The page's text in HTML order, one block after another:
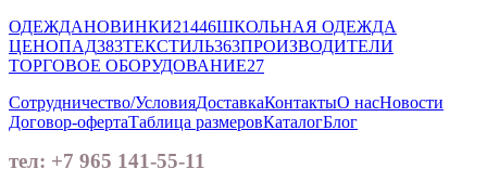
ОДЕЖДАНОВИНКИ21446ШКОЛЬНАЯ ОДЕЖДА
ЦЕНОПАД383ТЕКСТИЛЬ363ПРОИЗВОДИТЕЛИ
ТОРГОВОЕ ОБОРУДОВАНИЕ27
Сотрудничество/УсловияДоставкаКонтактыО насНовости
Договор-офертаТаблица размеровКаталогБлог
тел: +7 965 141-55-11